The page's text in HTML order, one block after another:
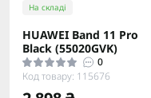
На складі
HUAWEI Band 11 Pro
Black (55020GVK)
0
Код товару: 115676